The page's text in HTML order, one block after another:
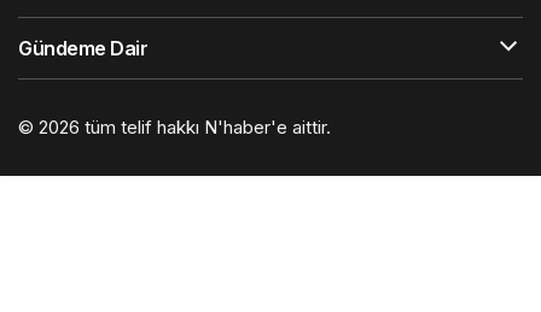
Gündeme Dair
© 2026 tüm telif hakkı N'haber'e aittir.